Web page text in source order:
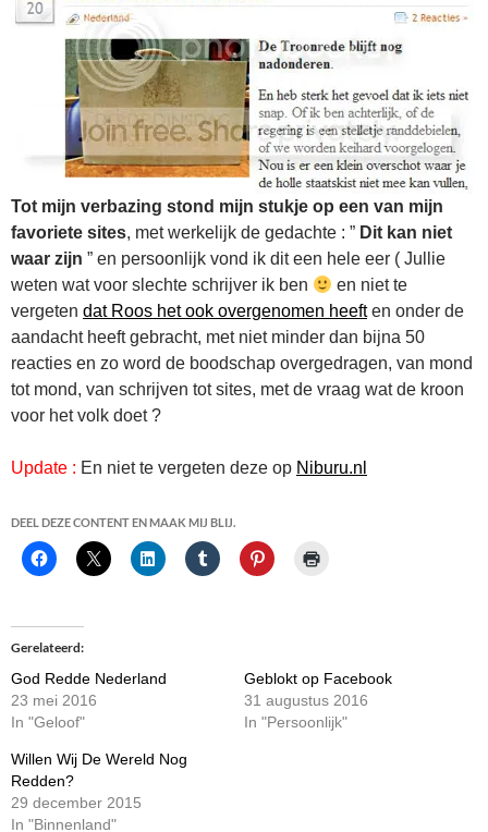
Tot mijn verbazing stond mijn stukje op een van mijn
favoriete sites, met werkelijk de gedachte : ” Dit kan niet
waar zijn ” en persoonlijk vond ik dit een hele eer ( Jullie
weten wat voor slechte schrijver ik ben
en niet te
vergeten dat Roos het ook overgenomen heeften onder de
aandacht heeft gebracht, met niet minder dan bijna 50
reacties en zo word de boodschap overgedragen, van mond
tot mond, van schrijven tot sites, met de vraag wat de kroon
voor het volk doet ?
Update : En niet te vergeten deze op Niburu.nl
DEEL DEZE CONTENT EN MAAK MIJ BLIJ.
Gerelateerd
God Redde Nederland
23 mei 2016
In "Geloof"
Geblokt op Facebook
31 augustus 2016
In "Persoonlijk"
Willen Wij De Wereld Nog
Redden?
29 december 2015
In "Binnenland"